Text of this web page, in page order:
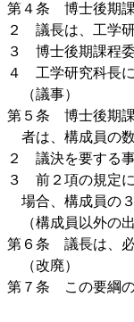
第４条 博士後期課
２ 議長は、工学研
３ 博士後期課程委
４ 工学研究科長に
（議事）
第５条 博士後期課
者は、構成員の
２ 議決を要する事
３ 前２項の規定
場合、構成員の
（構成員以外の
第６条 議長は、必
（改廃）
第７条 この要綱の